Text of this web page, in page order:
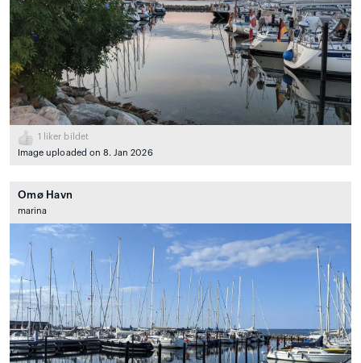
1
liker bildet
Image uploaded on 8. Jan 2026
Omø Havn
marina